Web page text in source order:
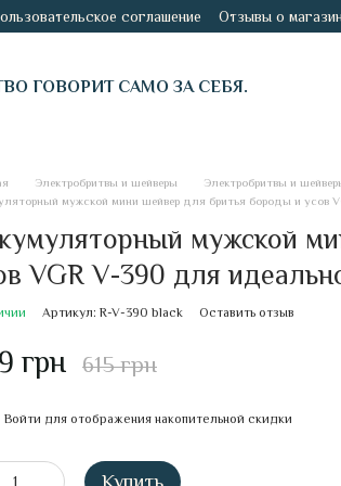
соглашение Отзывы о
ГОВОРИТ САМО ЗА СЕБЯ.
Электробритвы и шейверы
Электробритвы и
мужской мини шейвер для бритья бороды и усов
мужской
VGR V-390 для
Артикул: R-V-390 black Оставить отзыв
грн 615 грн
Войти для отображения накопительной скидки
Купить